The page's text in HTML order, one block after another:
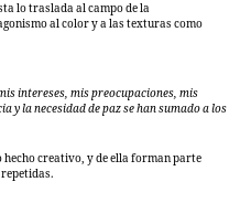
lo traslada al campo de la
al color y a las texturas como
intereses, mis preocupaciones, mis
y la necesidad de paz se han sumado a los
creativo, y de ella forman parte